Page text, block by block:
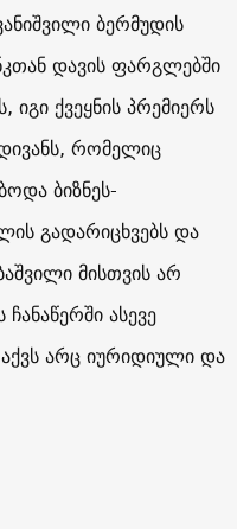
ბერმუდის
დავის ფარგლებში
იგი ქვეყნის პრემიერს
რომელიც
ბიზნეს-
გადარიცხვებს და
მისთვის არ
ასევე
არც იურიდიული და